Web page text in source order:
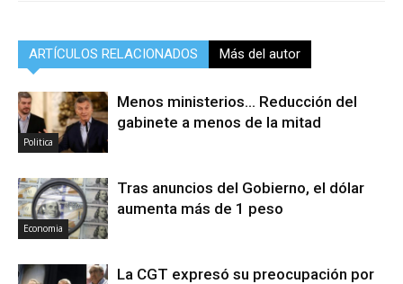
ARTÍCULOS RELACIONADOS Más del autor
Politica
Menos ministerios… Reducción del
gabinete a menos de la mitad
Economia
Tras anuncios del Gobierno, el dólar
aumenta más de 1 peso
La CGT expresó su preocupación por